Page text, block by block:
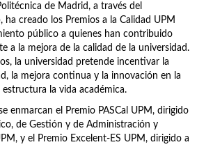
de Madrid, a través del
ha creado los Premios a la Calidad UPM
público a quienes han contribuido
a la mejora de la calidad de la universidad.
la universidad pretende incentivar la
la mejora continua y la innovación en la
la vida académica.
enmarcan el Premio PASCal UPM, dirigido
de Gestión y de Administración y
y el Premio Excelent-ES UPM, dirigido a